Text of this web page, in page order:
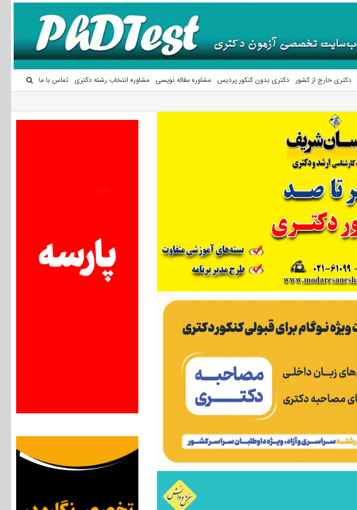
دکتری خارج از کشور دکتری بدون کنکور پردیس مشاوره مقاله نویسی مشاوره انتخاب رشته دکتری تماس با ما